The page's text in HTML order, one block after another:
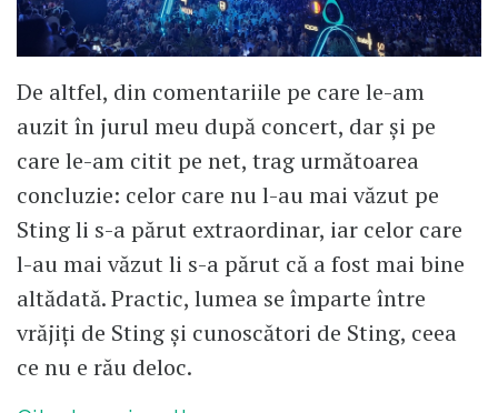
De altfel, din comentariile pe care le-am
auzit în jurul meu după concert, dar și pe
care le-am citit pe net, trag următoarea
concluzie: celor care nu l-au mai văzut pe
Sting li s-a părut extraordinar, iar celor care
l-au mai văzut li s-a părut că a fost mai bine
altădată. Practic, lumea se împarte între
vrăjiți de Sting și cunoscători de Sting, ceea
ce nu e rău deloc.